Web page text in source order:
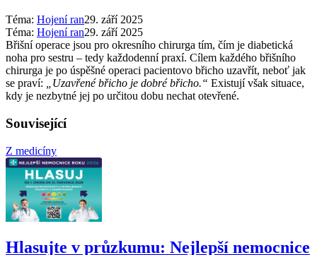
Téma: Hojení ran29. září 2025
Téma: Hojení ran29. září 2025
Břišní operace jsou pro okresního chirurga tím, čím je diabetická
noha pro sestru –⁠ tedy každodenní praxí. Cílem každého břišního
chirurga je po úspěšné operaci pacientovo břicho uzavřít, neboť jak
se praví:
„Uzavřené břicho je dobré břicho.“ Existují však situace,
kdy je nezbytné jej po určitou dobu nechat otevřené.
Související
Z medicíny
Hlasujte v průzkumu: Nejlepší nemocnice